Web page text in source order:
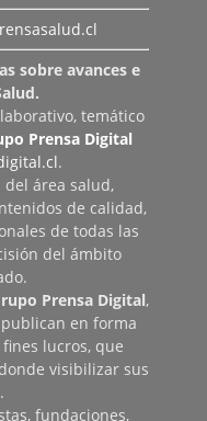
sobre avances e
temático
Prensa Digital
.
área salud,
de calidad,
de todas las
del ámbito
Prensa Digital,
en forma
lucros, que
visibilizar sus
fundaciones,